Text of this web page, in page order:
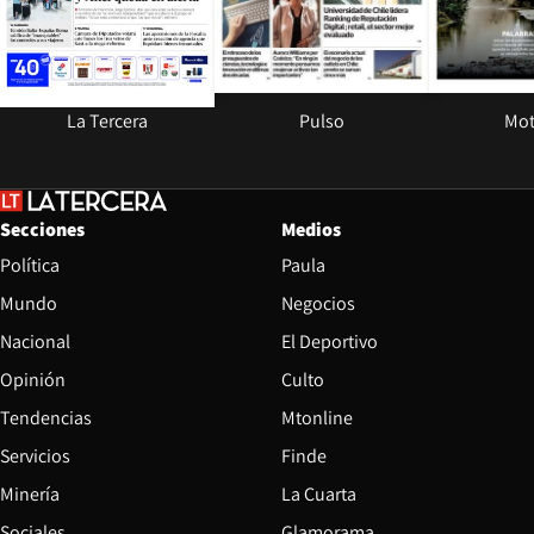
La Tercera Pulso
Secciones
Política
Mundo
Nacional
Opinión
Tendencias
Servicios
Minería
Medios
Paula
Negocios
El Deportivo
Culto
Mtonline
Finde
La Cuarta